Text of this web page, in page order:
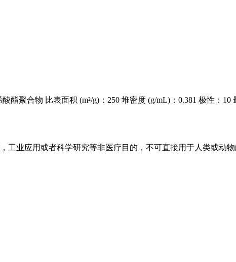
酯聚合物 比表面积 (m²/g)：250 堆密度 (g/mL)：0.381 极性：
工业应用或者科学研究等非医疗目的，不可直接用于人类或动